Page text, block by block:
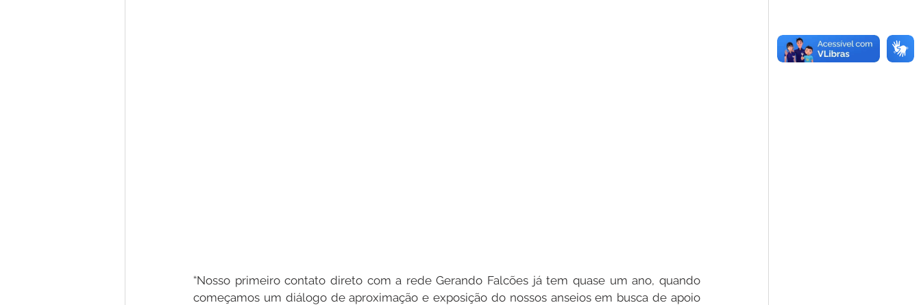
“Nosso primeiro contato direto com a rede Gerando Falcões já tem quase um ano, quando
começamos um diálogo de aproximação e exposição do nossos anseios em busca de apoio